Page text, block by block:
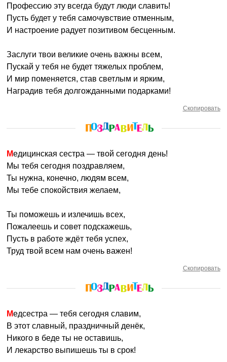
Профессию эту всегда будут люди славить!
Пусть будет у тебя самочувствие отменным,
И настроение радует позитивом бесценным.
Заслуги твои великие очень важны всем,
Пускай у тебя не будет тяжелых проблем,
И мир поменяется, став светлым и ярким,
Наградив тебя долгожданными подарками!
Скопировать
Медицинская сестра — твой сегодня день!
Мы тебя сегодня поздравляем,
Ты нужна, конечно, людям всем,
Мы тебе спокойствия желаем,
Ты поможешь и излечишь всех,
Пожалеешь и совет подскажешь,
Пусть в работе ждёт тебя успех,
Труд твой всем нам очень важен!
Скопировать
Медсестра — тебя сегодня славим,
В этот славный, праздничный денёк,
Никого в беде ты не оставишь,
И лекарство выпишешь ты в срок!